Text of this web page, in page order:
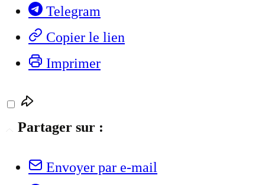
Telegram
Copier le lien
Imprimer
Partager sur :
Envoyer par e-mail